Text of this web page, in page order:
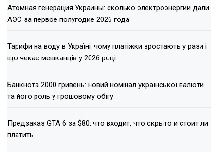
Атомная генерация Украины: сколько электроэнергии дали
АЭС за первое полугодие 2026 года
Тарифи на воду в Україні: чому платіжки зростають у рази і
що чекає мешканців у 2026 році
Банкнота 2000 гривень: новий номінал української валюти
та його роль у грошовому обігу
Предзаказ GTA 6 за $80: что входит, что скрыто и стоит ли
платить